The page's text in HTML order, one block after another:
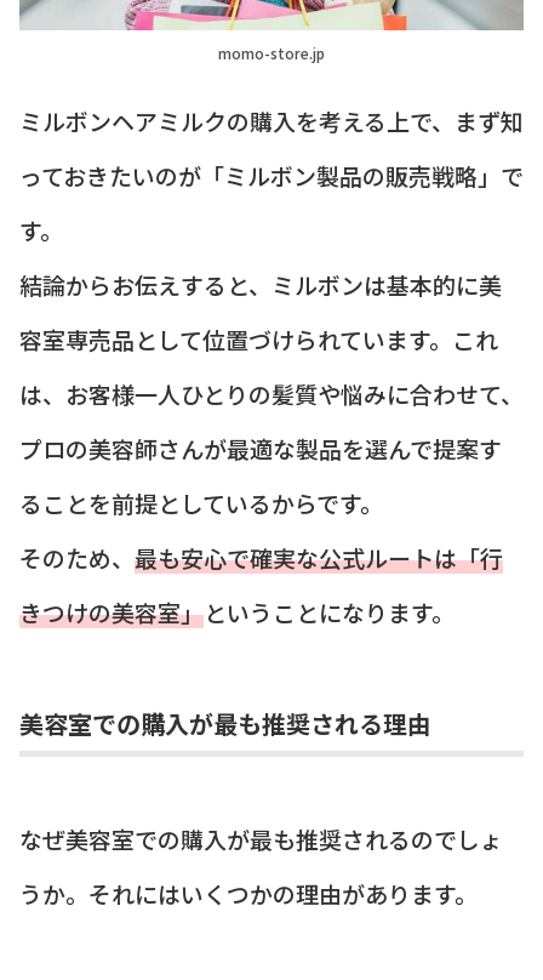
momo-store.jp
ミルボンヘアミルクの購入を考える上で、まず知
っておきたいのが「ミルボン製品の販売戦略」で
す。
結論からお伝えすると、ミルボンは基本的に美
容室専売品として位置づけられています。これ
は、お客様一人ひとりの髪質や悩みに合わせて、
プロの美容師さんが最適な製品を選んで提案す
ることを前提としているからです。
そのため、 最も安心で確実な公式ルートは「行
きつけの美容室」ということになります。
美容室での購入が最も推奨される理由
なぜ美容室での購入が最も推奨されるのでしょ
うか。それにはいくつかの理由があります。